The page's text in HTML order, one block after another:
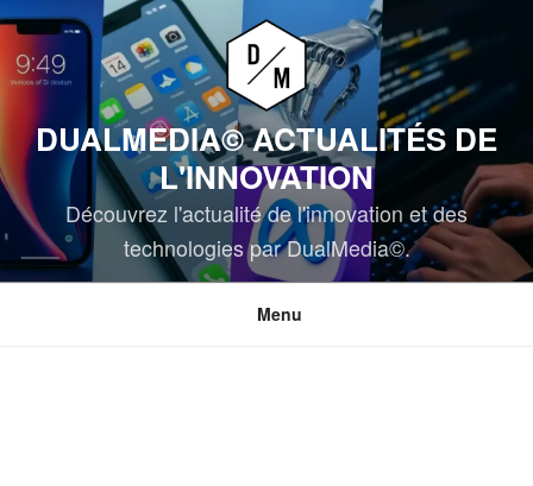
Aller
au
contenu
DUALMEDIA© ACTUALITÉS DE
L'INNOVATION
Découvrez l'actualité de l'innovation et des
technologies par DualMedia©.
Menu